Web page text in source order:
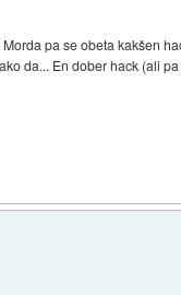
pa se obeta kakšen
da... En dober hack (ali